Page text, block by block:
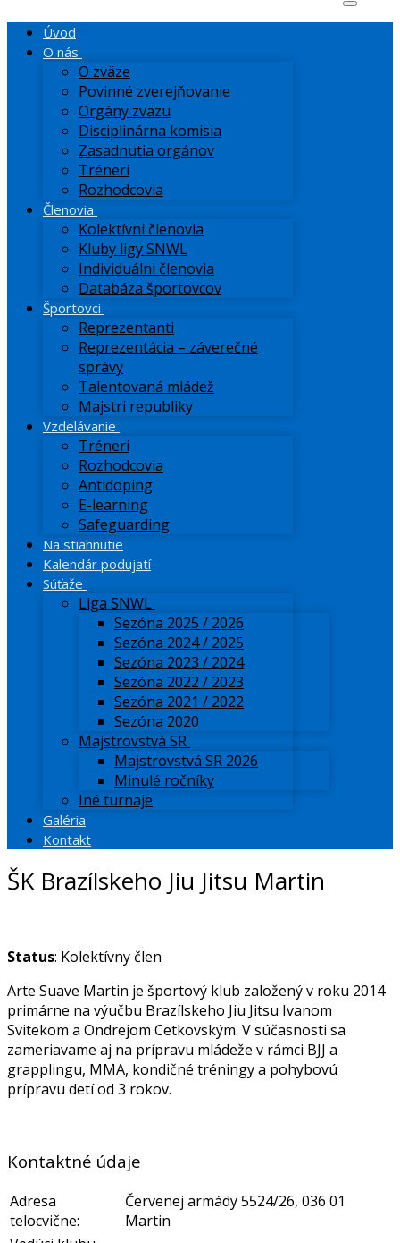
Úvod
O nás
O zväze
Povinné zverejňovanie
Orgány zväzu
Disciplinárna komisia
Zasadnutia orgánov
Tréneri
Rozhodcovia
Členovia
Kolektívni členovia
Kluby ligy SNWL
Individuálni členovia
Databáza športovcov
Športovci
Reprezentanti
Reprezentácia – záverečné
správy
Talentovaná mládež
Majstri republiky
Vzdelávanie
Tréneri
Rozhodcovia
Antidoping
E-learning
Safeguarding
Na stiahnutie
Kalendár podujatí
Súťaže
Liga SNWL
Sezóna 2025 / 2026
Sezóna 2024 / 2025
Sezóna 2023 / 2024
Sezóna 2022 / 2023
Sezóna 2021 / 2022
Sezóna 2020
Majstrovstvá SR
Majstrovstvá SR 2026
Minulé ročníky
Iné turnaje
Galéria
Kontakt
ŠK Brazílskeho Jiu Jitsu Martin
Status: Kolektívny člen
Arte Suave Martin je športový klub založený v roku 2014
primárne na výučbu Brazílskeho Jiu Jitsu Ivanom
Svitekom a Ondrejom Cetkovským. V súčasnosti sa
zameriavame aj na prípravu mládeže v rámci BJJ a
grapplingu, MMA, kondičné tréningy a pohybovú
prípravu detí od 3 rokov.
Kontaktné údaje
Adresa
telocvične:
Červenej armády 5524/26, 036 01
Martin